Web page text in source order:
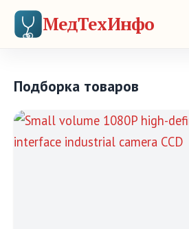
МедТехИнфо
Подборка товаров